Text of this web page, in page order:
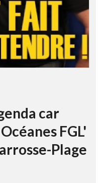
car
FGL'
Plage